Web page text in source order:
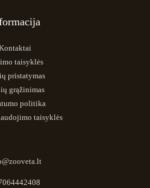
taisyklės
pristatymas
grąžinimas
politika
taisyklės